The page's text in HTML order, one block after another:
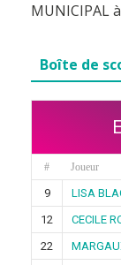
MUNICIPAL
Boîte de
# Joueur
9 LISA
12
CECILE
22